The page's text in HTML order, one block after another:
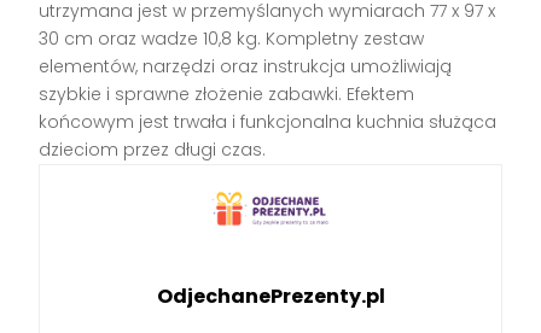
utrzymana jest w przemyślanych wymiarach 77 x 97 x
30 cm oraz wadze 10,8 kg. Kompletny zestaw
elementów, narzędzi oraz instrukcja umożliwiają
szybkie i sprawne złożenie zabawki. Efektem
końcowym jest trwała i funkcjonalna kuchnia służąca
dzieciom przez długi czas.
OdjechanePrezenty.pl